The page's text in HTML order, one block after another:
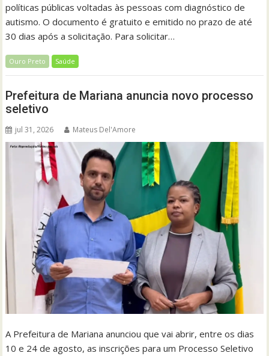
políticas públicas voltadas às pessoas com diagnóstico de
autismo. O documento é gratuito e emitido no prazo de até
30 dias após a solicitação. Para solicitar…
Ouro Preto Saúde
Prefeitura de Mariana anuncia novo processo
seletivo
jul 31, 2026 Mateus Del'Amore
A Prefeitura de Mariana anunciou que vai abrir, entre os dias
10 e 24 de agosto, as inscrições para um Processo Seletivo